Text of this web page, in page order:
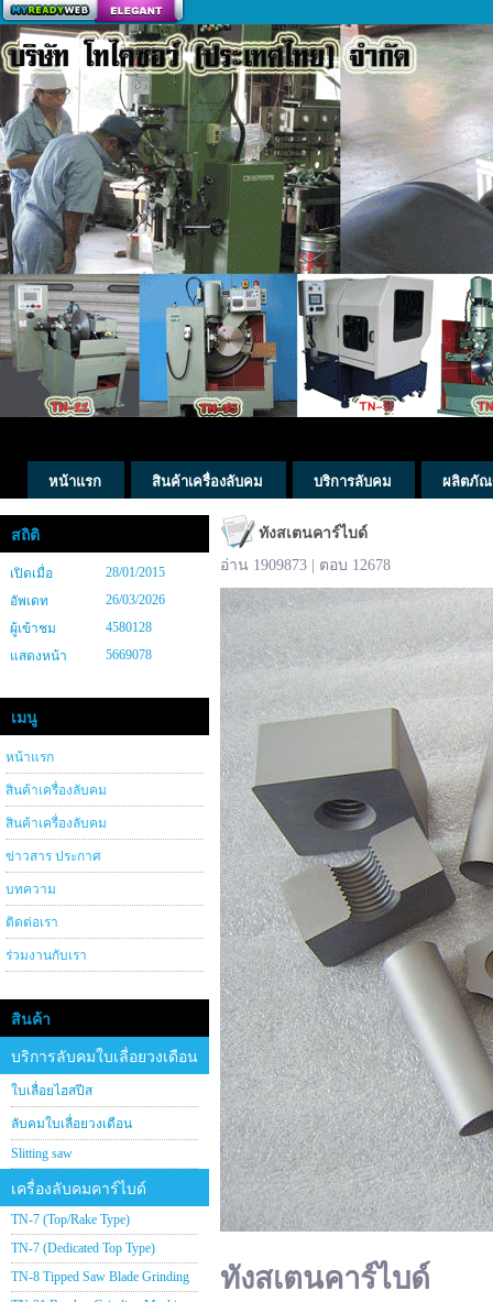
สร้างเว็บ
หน้าแรก สินค้าเครื่องลับคม บริการลับคม ผลิตภัณ
สถิติ
เปิดเมื่อ
28/01/2015
อัพเดท
26/03/2026
ผู้เข้าชม
4580128
แสดงหน้า
5669078
เมนู
หน้าแรก
สินค้าเครื่องลับคม
สินค้าเครื่องลับคม
ข่าวสาร ประกาศ
บทความ
ติดต่อเรา
ร่วมงานกับเรา
สินค้า
บริการลับคมใบเลื่อยวงเดือน
ใบเลื่อยไฮสปีส
ลับคมใบเลื่อยวงเดือน
Slitting saw
เครื่องลับคมคาร์ไบด์
TN-7 (Top/Rake Type)
TN-7 (Dedicated Top Type)
TN-8 Tipped Saw Blade Grinding
ทังสเตนคาร์ไบด์
อ่าน 1909873 | ตอบ 12678
ทังสเตนคาร์ไบด์